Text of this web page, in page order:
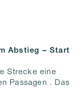
Abstieg – Start
Strecke eine
Passagen . Das